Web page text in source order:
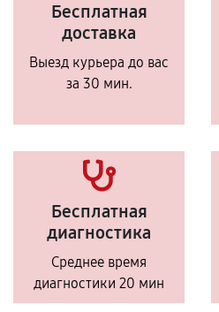
Бесплатная
доставка
Выезд курьера до вас
за 30 мин.
Бесплатная
диагностика
Среднее время
диагностики 20 мин